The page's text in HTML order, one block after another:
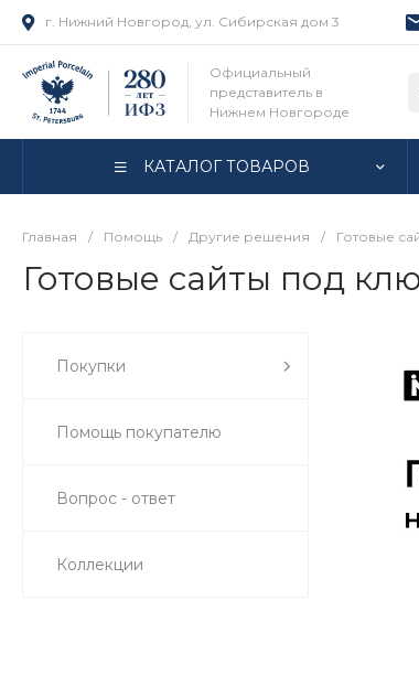
г. Нижний Новгород, ул. Сибирская дом 3
Официальный
представитель в
Нижнем Новгороде
КАТАЛОГ ТОВАРОВ
Главная / Помощь / Другие решения / Готовые
Готовые сайты под
Покупки
Помощь покупателю
Вопрос - ответ
Коллекции